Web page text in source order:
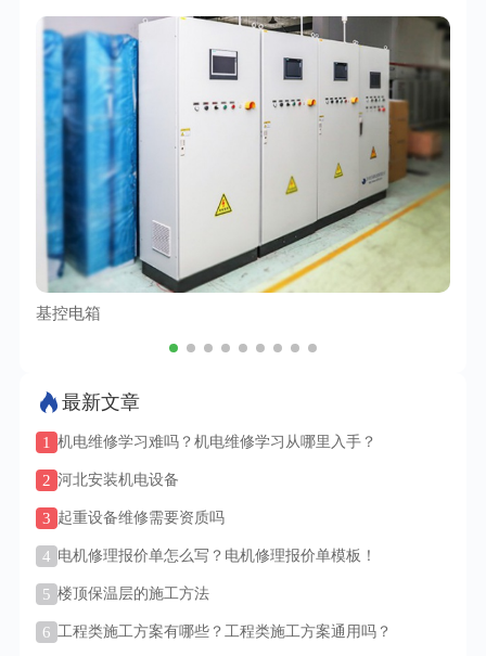
基控电箱
最新文章
1 机电维修学习难吗？机电维修学习从哪里入手？
2 河北安装机电设备
3 起重设备维修需要资质吗
4 电机修理报价单怎么写？电机修理报价单模板！
5 楼顶保温层的施工方法
6 工程类施工方案有哪些？工程类施工方案通用吗？